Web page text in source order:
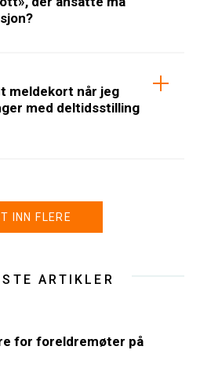
meldekort når jeg
med deltidsstilling
INN FLERE
ARTIKLER
for foreldremøter på